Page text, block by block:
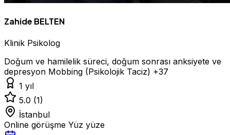
Zahide BELTEN
Klinik Psikolog
Doğum ve hamilelik süreci, doğum sonrası anksiyete ve
depresyon Mobbing (Psikolojik Taciz) +37
1 yıl
5.0 (1)
İstanbul
Online görüşme Yüz yüze